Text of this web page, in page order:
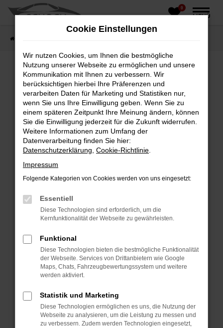
Zum
0
MENÜ
Fehler: Network Error
Beim Laden ist ein Fehler aufgetreten.
Hier sind ein paar Tipps, die dir helfen können:
Überprüfe deine Firewall und deine
Internetverbindung.
Laden andere Webseiten, zum Beispiel deine
Suchmaschine?
Prüfe deine Browsererweiterungen.
können das Laden bestimmter Seiten
verhindern. Funktioniert die Seite in einem
Fenster?
Starte dein Gerät neu.
Das kann manchmal helfen, vorübergehende
Probleme zu beheben.
Betriebssystem auf dem neuesten Stand
sind.
Veraltete Software birgt nicht nur ein
Cookie Einstellungen
Wir nutzen Cookies, um Ihnen die bestmögliche
Nutzung unserer Webseite zu ermöglichen und unsere
Kommunikation mit Ihnen zu verbessern. Wir
berücksichtigen hierbei Ihre Präferenzen und
verarbeiten Daten für Marketing und Statistiken nur,
wenn Sie uns Ihre Einwilligung geben. Wenn Sie zu
einem späteren Zeitpunkt Ihre Meinung ändern, können
Sie die Einwilligung jederzeit für die Zukunft widerrufen.
Weitere Informationen zum Umfang der
Datenverarbeitung finden Sie hier:
Datenschutzerklärung Cookie-Richtlinie
Impressum
Folgende Kategorien von Cookies werden von uns eingesetzt:
Essentiell
Diese Technologien sind erforderlich, um die
Kernfunktionalität der Webseite zu gewährleisten.
Funktional
Diese Technologien bieten die bestmögliche Funktionalität
der Webseite. Services von Drittanbietern wie Google
Maps, Chats, Fahrzeugbewertungssystem und weitere
werden aktiviert.
Statistik und Marketing
Diese Technologien ermöglichen es uns, die Nutzung der
Webseite zu analysieren, um die Leistung zu messen und
zu verbessern. Zudem werden Technologien eingesetzt,